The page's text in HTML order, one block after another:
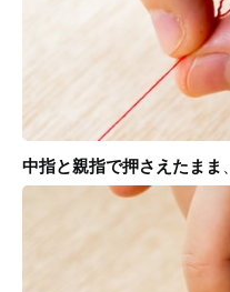
中指と親指で押さえたまま